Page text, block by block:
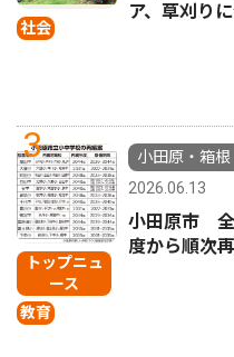
社会
ア、草刈り
3
トップニュ
ース
教育
小田原・箱
2026.06.13
小田原市
度から順次